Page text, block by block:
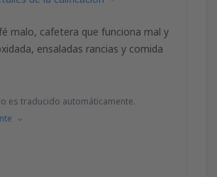
malo, cafetera que funciona mal y
ensaladas rancias y comida
es traducido automáticamente.